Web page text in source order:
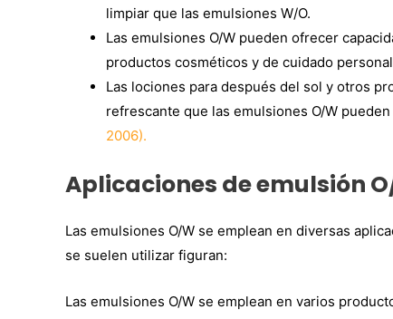
limpiar que las emulsiones W/O.
Las emulsiones O/W pueden ofrecer
productos cosméticos y de cuidado
Las lociones para después del sol y otros
refrescante que las emulsiones O/W
2006).
Aplicaciones de emulsión
Las emulsiones O/W se emplean en diversas
se suelen utilizar figuran:
Las emulsiones O/W se emplean en varios